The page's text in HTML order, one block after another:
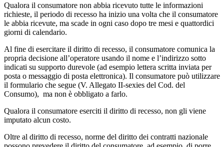
Qualora il consumatore non abbia ricevuto tutte le informazioni
richieste, il periodo di recesso ha inizio una volta che il consumatore
le abbia ricevute, ma scade in ogni caso dopo tre mesi e quattordici
giorni di calendario.
Al fine di esercitare il diritto di recesso, il consumatore comunica la
propria decisione all’operatore usando il nome e l’indirizzo sotto
indicati su supporto durevole (ad esempio lettera scritta inviata per
posta o messaggio di posta elettronica). Il consumatore può utilizzare
il formulario che segue (V. Allegato II-sexies del Cod. del
Consumo), ma non è obbligato a farlo.
Qualora il consumatore eserciti il diritto di recesso, non gli viene
imputato alcun costo.
Oltre al diritto di recesso, norme del diritto dei contratti nazionale